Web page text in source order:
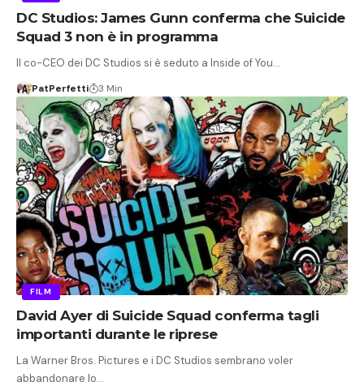
DC Studios: James Gunn conferma che Suicide
Squad 3 non è in programma
Il co-CEO dei DC Studios si è seduto a Inside of You…
PatPerfetti 3 Min
FILM
David Ayer di Suicide Squad conferma tagli
importanti durante le riprese
La Warner Bros. Pictures e i DC Studios sembrano voler
abbandonare lo…